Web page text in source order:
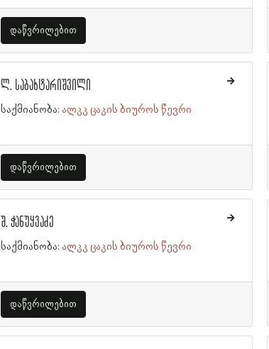
დაწვრილებით
ლ. საბახტარიშვილი
საქმიანობა: ალკკ ცაკის ბიუროს წევრი
დაწვრილებით
შ. ჭანუყვაძე
საქმიანობა: ალკკ ცაკის ბიუროს წევრი
დაწვრილებით